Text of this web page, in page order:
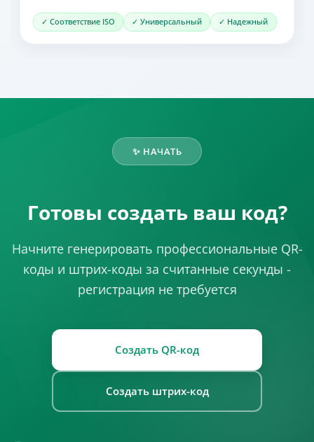
✓ Соответствие ISO ✓ Универсальный ✓ Надежный
✨ НАЧАТЬ
Готовы создать ваш код?
Начните генерировать профессиональные QR-
коды и штрих-коды за считанные секунды -
регистрация не требуется
Создать QR-код
Создать штрих-код